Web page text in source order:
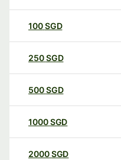
100SGD
250SGD
500SGD
1000SGD
2000SGD